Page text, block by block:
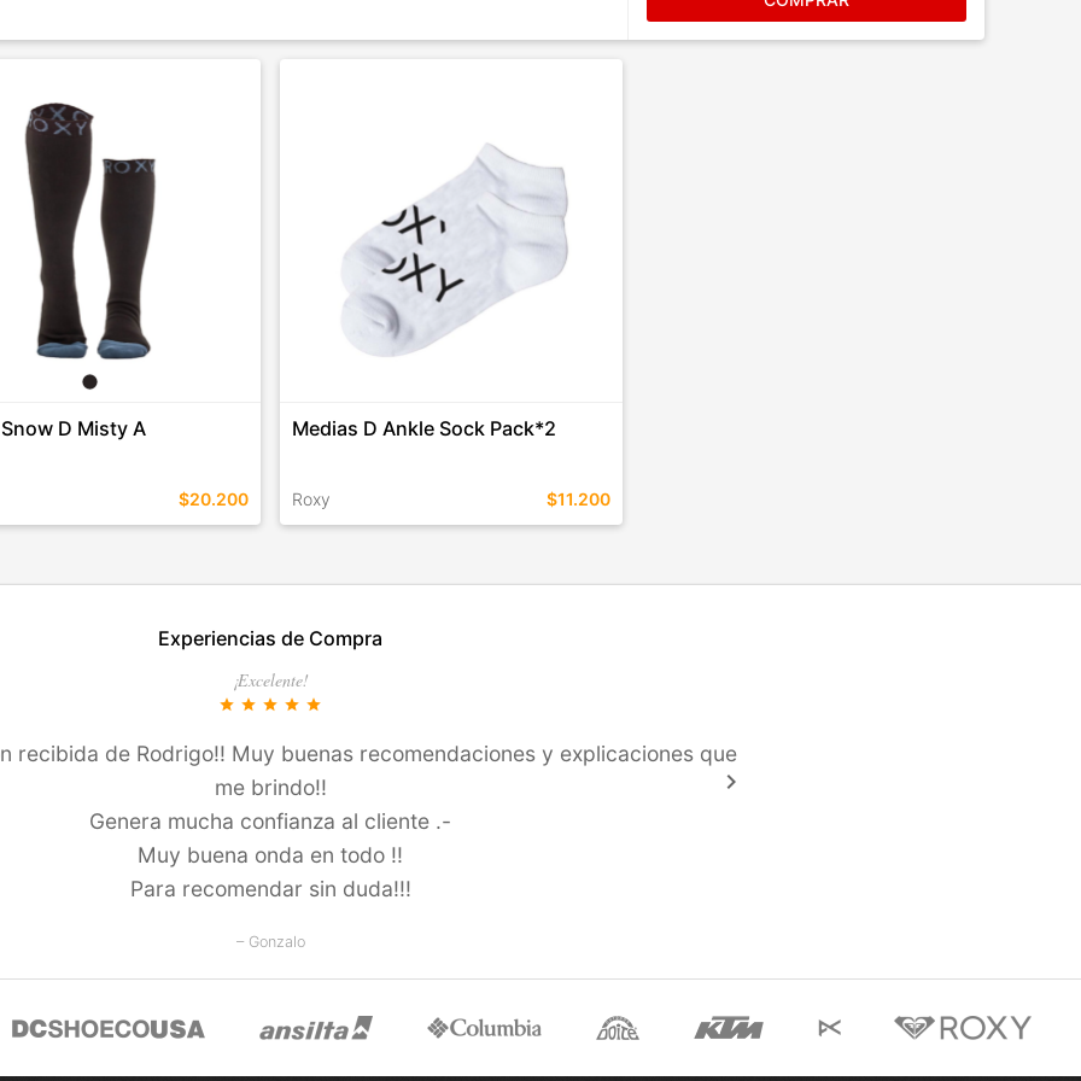
D Misty A
$20.200
Medias D Ankle Sock Pack*2
Roxy $11.200
Experiencias de Compra
¡Excelente!
star star star star star
recibida de Rodrigo!! Muy buenas recomendaciones y explicaciones que
me brindo!!
Genera mucha confianza al cliente .-
Muy buena onda en todo !!
Para recomendar sin duda!!!
– Gonzalo
keyboard_arrow_right